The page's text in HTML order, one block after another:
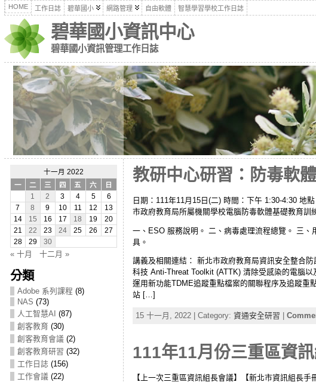
HOME 工作日誌 碧華國小 網路管理 自由軟體 智慧學習學校工作日誌
碧華國小資訊中心
碧華國小資訊管理工作日誌
十一月 2022
一
二 三 四 五 六
日
1
2 3 4 5
6
7
8 9 10 11 12
13
14
15 16 17 18 19
20
21
22 23 24 25 26
27
28
29 30
« 十月 十二月 »
分類
Adobe 系列課程 (8)
NAS (73)
人工智慧AI (87)
創客教育 (30)
創客教育會議 (2)
創客教育研習 (32)
工作日誌 (156)
工作會議 (22)
教研中心研習：防毒軟
日期：111年11月15日(二) 時間：下午 1:30-4:30 地
市政府教育局所屬機關學校電腦防毒軟體基礎教育訓
一、ESO 服務說明。 二、病毒處理流程總覽。 三
具。
講義及相關連結： 新北市政府教育局資訊安全整合
科技 Anti-Threat Toolkit (ATTK) 清除受感染的電腦
運用新功能TDME追蹤重點檔案的關聯程序及追蹤重
站 […]
15 十一月, 2022 | Category: 資通安全研習
111年11月份三重區資
【上一次三重區資訊組長會議】【新北市資訊組長手